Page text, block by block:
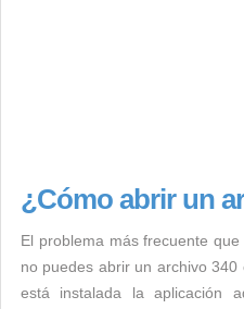
¿Cómo abrir un
El problema más frecuente
no puedes abrir un archivo
está instalada la aplicación